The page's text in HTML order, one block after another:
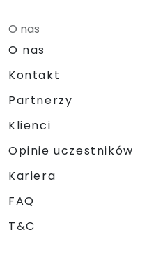
O nas
O nas
Kontakt
Partnerzy
Klienci
Opinie uczestników
Kariera
FAQ
T&C